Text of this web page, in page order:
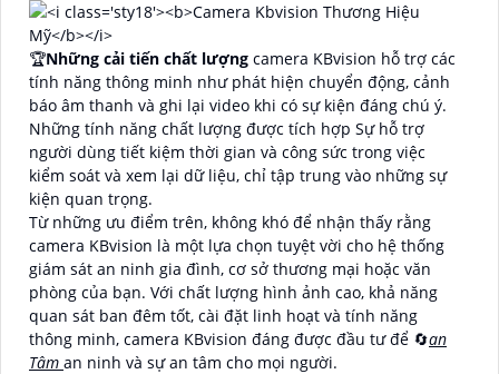
🏆Những cải tiến chất lượng camera KBvision hỗ trợ các
tính năng thông minh như phát hiện chuyển động, cảnh
báo âm thanh và ghi lại video khi có sự kiện đáng chú ý.
Những tính năng chất lượng được tích hợp Sự hỗ trợ
người dùng tiết kiệm thời gian và công sức trong việc
kiểm soát và xem lại dữ liệu, chỉ tập trung vào những sự
kiện quan trọng.
Từ những ưu điểm trên, không khó để nhận thấy rằng
camera KBvision là một lựa chọn tuyệt vời cho hệ thống
giám sát an ninh gia đình, cơ sở thương mại hoặc văn
phòng của bạn. Với chất lượng hình ảnh cao, khả năng
quan sát ban đêm tốt, cài đặt linh hoạt và tính năng
thông minh, camera KBvision đáng được đầu tư để 🔄an
Tâm an ninh và sự an tâm cho mọi người.